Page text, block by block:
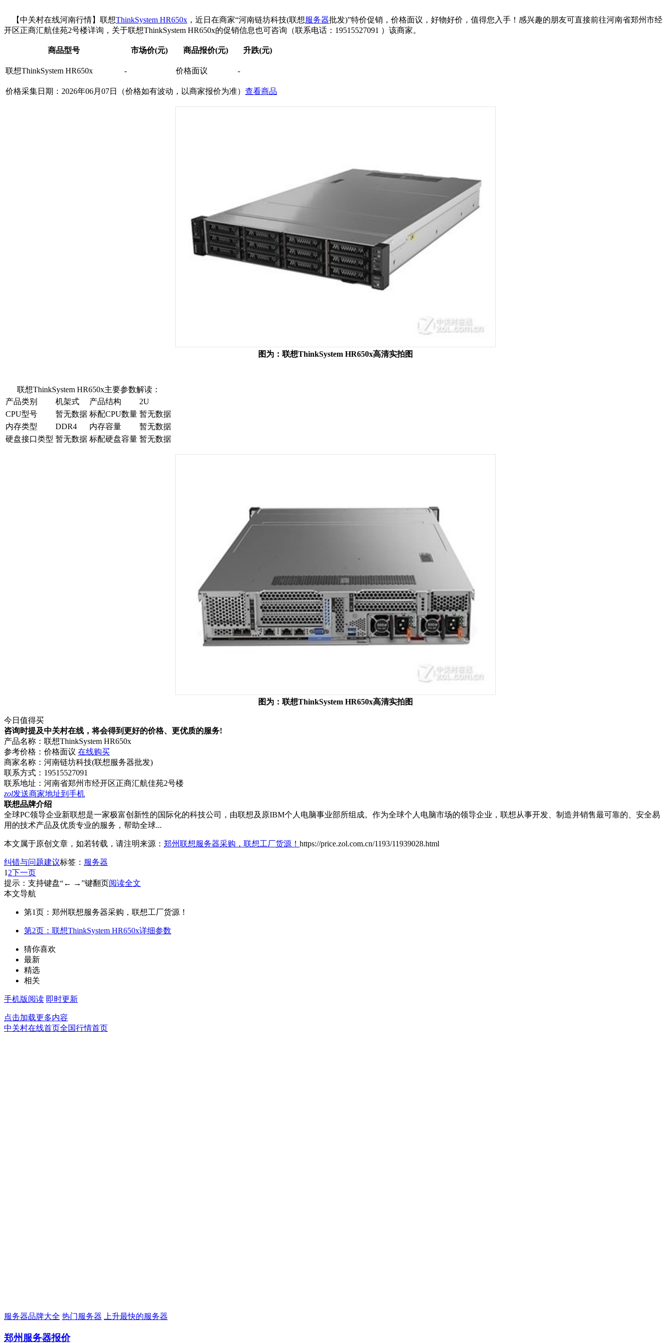
【中关村在线河南行情】联想ThinkSystem HR650x ，近日在商家“河南链坊科技(联想服务器批发)”特价促销，价格面议，好物好价，值得您入手！感兴趣的朋友可直接前往河南省郑州市经
开区正商汇航佳苑2号楼详询，关于联想ThinkSystem HR650x的促销信息也可咨询（联系电话：19515527091 ）该商家。
商品型号 市场价(元) 商品报价(元) 升跌(元)
联想ThinkSystem HR650x - 价格面议 -
价格采集日期：2026年06月07日（价格如有波动，以商家报价为准） 查看商品
图为：联想ThinkSystem HR650x高清实拍图
联想ThinkSystem HR650x主要参数解读：
产品类别
机架式 产品结构
2U
CPU型号
暂无数据 标配CPU数量 暂无数据
内存类型
DDR4 内存容量
暂无数据
硬盘接口类型 暂无数据 标配硬盘容量 暂无数据
图为：联想ThinkSystem HR650x高清实拍图
今日值得买
咨询时提及中关村在线，将会得到更好的价格、更优质的服务!
产品名称： 联想ThinkSystem HR650x
参考价格： 价格面议 在线购买
商家名称： 河南链坊科技(联想服务器批发)
联系方式： 19515527091
联系地址： 河南省郑州市经开区正商汇航佳苑2号楼
zol发送商家地址到手机
联想品牌介绍
全球PC领导企业新联想是一家极富创新性的国际化的科技公司，由联想及原IBM个人电脑事业部所组成。作为全球个人电脑市场的领导企业，联想从事开发、制造并销售最可靠的、安全易
用的技术产品及优质专业的服务，帮助全球...
本文属于原创文章，如若转载，请注明来源： 郑州联想服务器采购，联想工厂货源！ https://price.zol.com.cn/1193/11939028.html
纠错与问题建议标签： 服务器
1 2下一页
提示：支持键盘“← →”键翻页阅读全文
本文导航
第1页：郑州联想服务器采购，联想工厂货源！
第2页：联想ThinkSystem HR650x详细参数
猜你喜欢
最新
精选
相关
手机版阅读 即时更新
点击加载更多内容
中关村在线首页全国行情首页
服务器品牌大全 热门服务器 上升最快的服务器
郑州服务器报价